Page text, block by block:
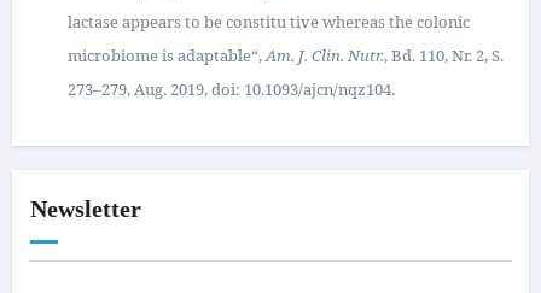
lactase appears to be constitu tive whereas the colonic
microbiome is adaptable“,Am. J. Clin. Nutr., Bd. 110, Nr. 2, S.
273–279, Aug. 2019, doi: 10.1093/ajcn/nqz104.
Newsletter